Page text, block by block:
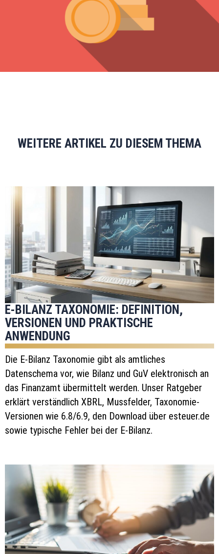
WEITERE ARTIKEL ZU DIESEM THEMA
E-BILANZ TAXONOMIE: DEFINITION,
VERSIONEN UND PRAKTISCHE
ANWENDUNG
Die E-Bilanz Taxonomie gibt als amtliches
Datenschema vor, wie Bilanz und GuV elektronisch an
das Finanzamt übermittelt werden. Unser Ratgeber
erklärt verständlich XBRL, Mussfelder, Taxonomie-
Versionen wie 6.8/6.9, den Download über esteuer.de
sowie typische Fehler bei der E-Bilanz.